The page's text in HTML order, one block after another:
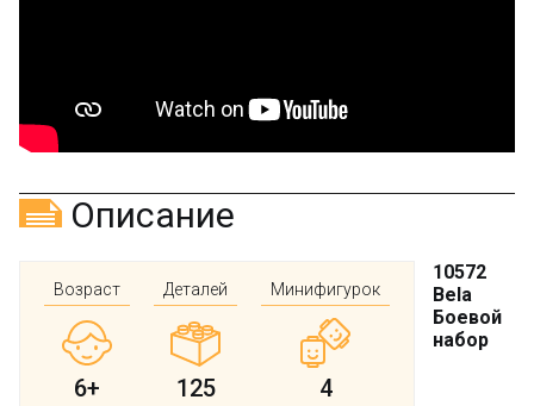
Описание
Возраст
6+
Деталей
125
Минифигурок
4
10572
Bela
Боевой
набор